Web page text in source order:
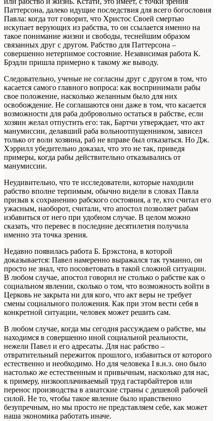
Паттерсона, далеко идущие последствия для всего богословия
Павла: когда тот говорит, что Христос Своей смертью
искупает верующих из рабства, то он ссылается именно на
такое понимание жизни и свободы, теснейшим образом
связанных друг с другом. Рабство для Паттерсона –
совершенно нетерпимое состояние. Независимая работа К.
Брэдли пришла примерно к такому же выводу.
Следовательно, ученые не согласны друг с другом в том, что
касается самого главного вопроса: как воспринимали рабы
свое положение, насколько желанным было для них
освобождение. Не соглашаются они даже в том, что касается
возможности для раба добровольно остаться в рабстве, если
хозяин желал отпустить его: так, Бартчи утверждает, что акт
манумиссии, делавший раба вольноотпущенником, зависел
только от воли хозяина, раб не вправе был отказаться. Но Дж.
Хэррилл убедительно доказал, что это не так, приведя
примеры, когда рабы действительно отказывались от
манумиссии.
Неудивительно, что те исследователи, которые находили
рабство вполне терпимым, обычно видели в словах Павла
призыв к сохранению рабского состояния, а те, кто считал его
ужасным, наоборот, считали, что апостол позволяет рабам
избавиться от него при удобном случае. В целом можно
сказать, что перевес в последние десятилетия получила
именно эта точка зрения.
Недавно появилась работа Б. Брэкстона, в которой
доказывается: Павел намеренно выражался так туманно, он
просто не знал, что посоветовать в такой сложной ситуации.
В любом случае, апостол говорил не столько о рабстве как о
социальном явлении, сколько о том, что возможность войти в
Церковь не закрыта ни для кого, что акт веры не требует
смены социального положения. Как при этом вести себя в
конкретной ситуации, человек может решить сам.
В любом случае, когда мы сегодня рассуждаем о рабстве, мы
находимся в совершенно иной социальной реальности,
нежели Павел и его адресаты. Для нас рабство –
отвратительный пережиток прошлого, избавиться от которого
естественно и необходимо. Но для человека I в.н.э. оно было
настолько же естественным и привычным, насколько для нас,
к примеру, низкооплачиваемый труд гастарбайтеров или
перенос производства в азиатские страны с дешевой рабочей
силой. Не то, чтобы такое явление было нравственно
безупречным, но мы просто не представляем себе, как может
наша экономика работать иначе.